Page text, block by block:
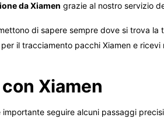
da Xiamen grazie al nostro servizio
di sapere sempre dove si trova la
per il tracciamento pacchi Xiamen e
Xiamen
seguire alcuni passaggi